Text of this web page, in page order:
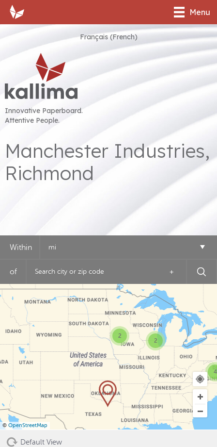
Menu
Français(French)
Innovative Paperboard.
Attentive People.
Manchester Industries,
Richmond
Within mi
of +
2
4
2
© OpenStreetMap
Default View